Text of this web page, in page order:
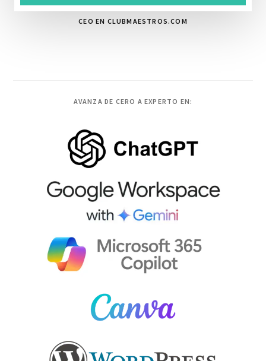
CEO EN CLUBMAESTROS.COM
AVANZA DE CERO A EXPERTO EN: